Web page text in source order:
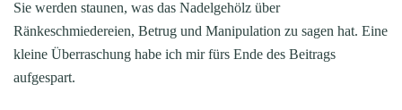
Sie werden staunen, was das Nadelgehölz über
Ränkeschmiedereien, Betrug und Manipulation zu sagen hat. Eine
kleine Überraschung habe ich mir fürs Ende des Beitrags
aufgespart.